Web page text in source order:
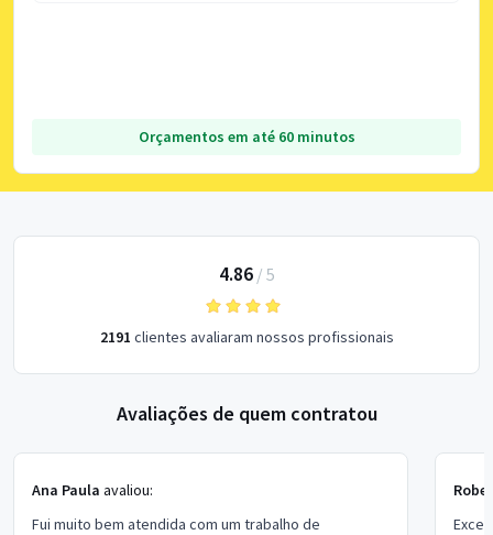
Orçamentos em até 60 minutos
4.86/ 5
2191 clientes avaliaram nossos profissionais
Avaliações de quem contratou
Ana Paula avaliou:
Fui muito bem atendida com um trabalho de